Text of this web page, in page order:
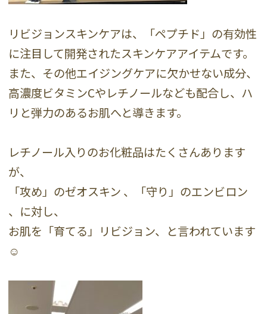
リビジョンスキンケアは、「ペプチド」の有効性
に注目して開発されたスキンケアアイテムです。
また、その他エイジングケアに欠かせない成分、
高濃度ビタミンCやレチノールなども配合し、ハ
リと弾力のあるお肌へと導きます。
レチノール入りのお化粧品はたくさんあります
が、
「攻め」のゼオスキン 、「守り」のエンビロン
、に対し、
お肌を「育てる」リビジョン、と言われています
☺️